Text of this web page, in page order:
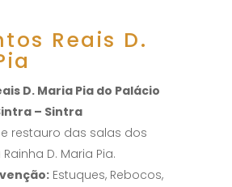
Reais D.
D. Maria Pia do Palácio
– Sintra
restauro das salas dos
D. Maria Pia.
Estuques, Rebocos,